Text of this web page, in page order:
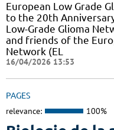
European Low Grade
to the 20th
Low-Grade Glioma
and friends of the
Network (EL
16/04/2026 13:53
PAGES
relevance: 100%